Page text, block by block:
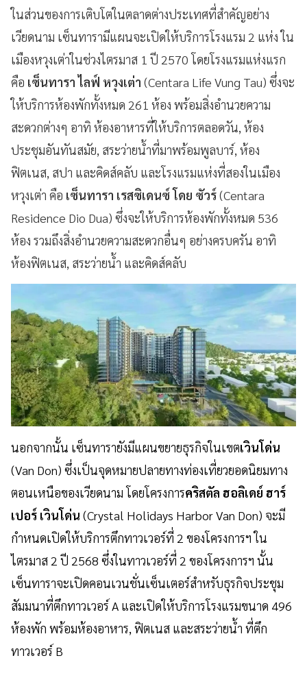
ในส่วนของการเติบโตในตลาดต่างประเทศที่สำคัญอย่าง
เวียดนาม เซ็นทารามีแผนจะเปิดให้บริการโรงแรม 2 แห่ง ใน
เมืองหวุงเต่าในช่วงไตรมาส 1 ปี 2570 โดยโรงแรมแห่งแรก
คือ เซ็นทารา ไลฟ์ หวุงเต่า (Centara Life Vung Tau) ซึ่งจะ
ให้บริการห้องพักทั้งหมด 261 ห้อง พร้อมสิ่งอำนวยความ
สะดวกต่างๆ อาทิ ห้องอาหารที่ให้บริการตลอดวัน, ห้อง
ประชุมอันทันสมัย, สระว่ายน้ำที่มาพร้อมพูลบาร์, ห้อง
ฟิตเนส, สปา และคิดส์คลับ และโรงแรมแห่งที่สองในเมือง
หวุงเต่า คือ เซ็นทารา เรสซิเดนซ์ โดย ซัวร์(Centara
Residence Dio Dua) ซึ่งจะให้บริการห้องพักทั้งหมด 536
ห้อง รวมถึงสิ่งอำนวยความสะดวกอื่นๆ อย่างครบครัน อาทิ
ห้องฟิตเนส, สระว่ายน้ำ และคิดส์คลับ
นอกจากนั้น เซ็นทารายังมีแผนขยายธุรกิจในเขตเวินโด่น
(Van Don) ซึ่งเป็นจุดหมายปลายทางท่องเที่ยวยอดนิยมทาง
ตอนเหนือของเวียดนาม โดยโครงการคริสตัล ฮอลิเดย์ ฮาร์
เปอร์ เวินโด่น (Crystal Holidays Harbor Van Don) จะมี
กำหนดเปิดให้บริการตึกทาวเวอร์ที่ 2 ของโครงการฯ ใน
ไตรมาส 2 ปี 2568 ซึ่งในทาวเวอร์ที่ 2 ของโครงการฯ นั้น
เซ็นทาราจะเปิดคอนเวนชั่นเซ็นเตอร์สำหรับธุรกิจประชุม
สัมมนาที่ตึกทาวเวอร์ A และเปิดให้บริการโรงแรมขนาด 496
ห้องพัก พร้อมห้องอาหาร, ฟิตเนส และสระว่ายน้ำ ที่ตึก
ทาวเวอร์ B